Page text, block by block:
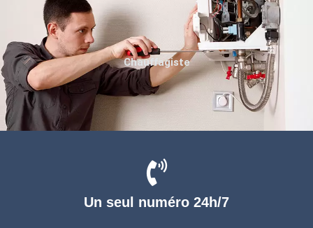
Un seul numéro 24h/7
Chauffagiste